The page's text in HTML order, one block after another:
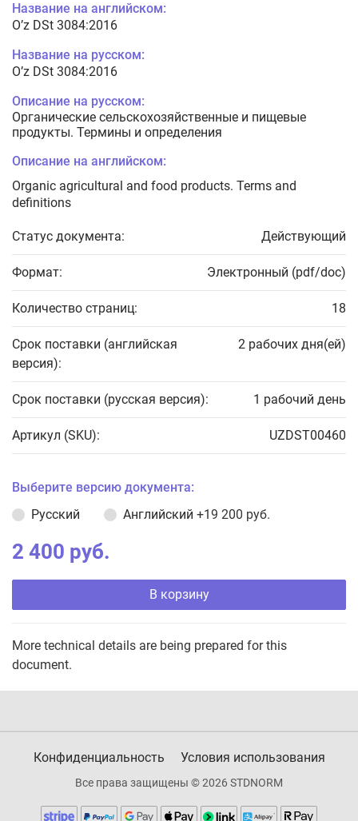
Название на английском:
O’z DSt 3084:2016
Название на русском:
O’z DSt 3084:2016
Описание на русском:
Органические сельскохозяйственные и пищевые
продукты. Термины и определения
Описание на английском:
Organic agricultural and food products. Terms and
definitions
Статус документа: Действующий
Формат: Электронный (pdf/doc)
Количество страниц: 18
Срок поставки (английская
версия):
2 рабочих дня(ей)
Срок поставки (русская версия): 1 рабочий день
Артикул (SKU): UZDST00460
Выберите версию документа:
Русский
Английский +19 200 руб.
2 400 руб.
В корзину
More technical details are being prepared for this
document.
Конфиденциальность Условия использования
Все права защищены © 2026 STDNORM